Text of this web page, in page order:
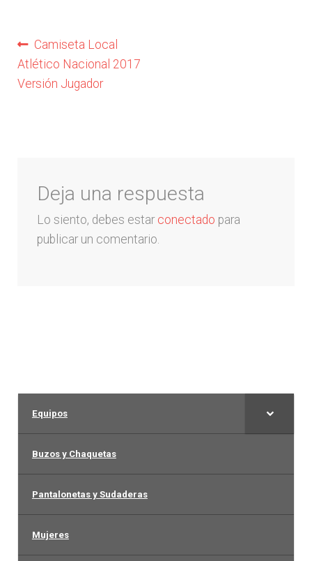
Liga Francesa
Retro
Buzos y Chaquetas
Niños
Otros productos
OUTLET
Navegación
de
Anterior:
Camiseta Local
Atlético Nacional 2017
Versión Jugador
Deja una respuesta
Lo siento, debes estar conectado para
publicar un comentario.
Equipos
Buzos y Chaquetas
Pantalonetas y Sudaderas
Mujeres